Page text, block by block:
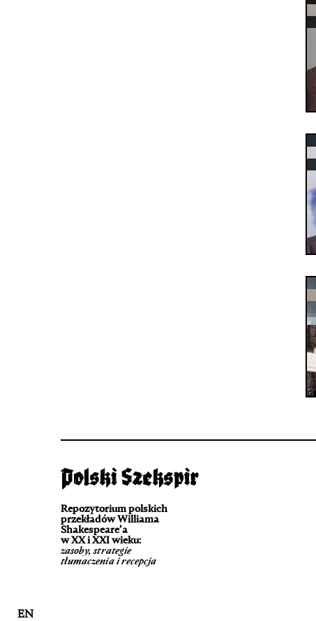
Repozytorium polskich
przekładów Williama
Shakespeare’a
w XX i XXI wieku:
zasoby, strategie
tłumaczenia i recepcja
EN